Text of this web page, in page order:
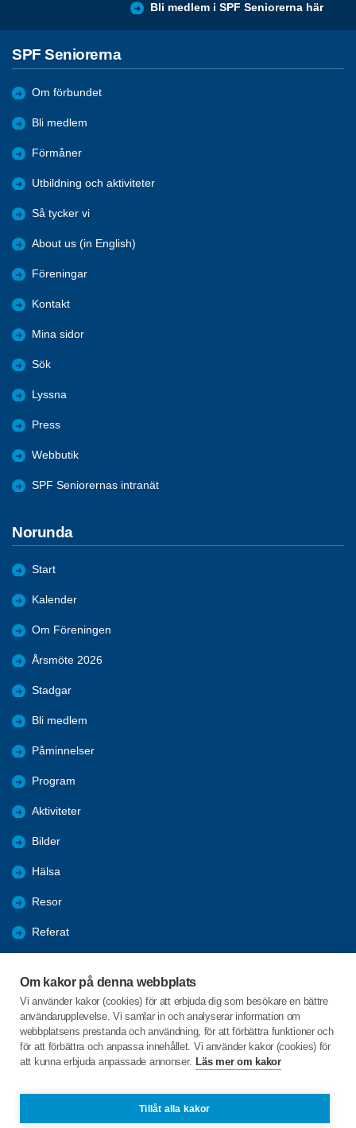
Om kakor på denna webbplats
Vi använder kakor (cookies) för att erbjuda dig som besökare en bättre
användarupplevelse. Vi samlar in och analyserar information om
webbplatsens prestanda och användning, för att förbättra funktioner och
för att förbättra och anpassa innehållet. Vi använder kakor (cookies) för
att kunna erbjuda anpassade annonser. Läs mer om kakor
Tillåt alla kakor
Bli medlem i SPF Seniorerna här
SPF Seniorerna
Om förbundet
Bli medlem
Förmåner
Utbildning och aktiviteter
Så tycker vi
About us (in English)
Föreningar
Kontakt
Mina sidor
Sök
Lyssna
Press
Webbutik
SPF Seniorernas intranät
Norunda
Start
Kalender
Om Föreningen
Årsmöte 2026
Stadgar
Bli medlem
Påminnelser
Program
Aktiviteter
Bilder
Hälsa
Resor
Referat
Log
C/o:Ingemar Backman